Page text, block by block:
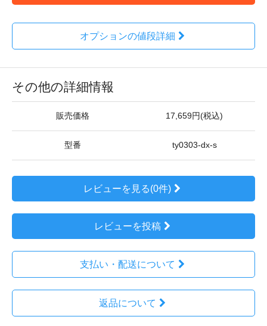
オプションの値段詳細
その他の詳細情報
販売価格 17,659円(税込)
型番 ty0303-dx-s
レビューを見る(0件)
レビューを投稿
支払い・配送について
返品について